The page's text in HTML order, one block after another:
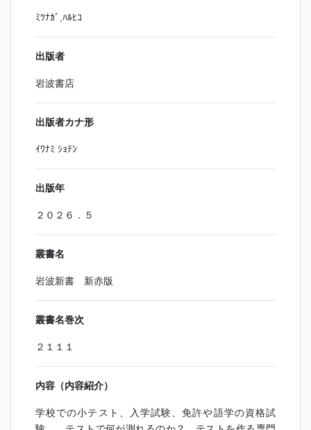
ﾐﾂﾅｶﾞ,ﾊﾙﾋｺ
出版者
岩波書店
出版者カナ形
ｲﾜﾅﾐ ｼｮﾃﾝ
出版年
２０２６．５
叢書名
岩波新書 新赤版
叢書名巻次
２１１１
内容（内容紹介）
学校での小テスト、入学試験、免許や語学の資格試